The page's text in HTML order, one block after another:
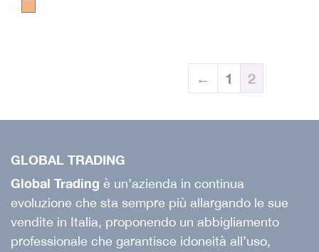
← 1 2
GLOBAL TRADING
Global Trading è un’azienda in continua
evoluzione che sta sempre più allargando le sue
vendite in Italia, proponendo un abbigliamento
professionale che garantisce idoneità all’uso,